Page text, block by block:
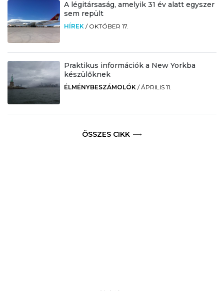
A légitársaság, amelyik 31 év alatt egyszer
sem repült
HÍREK / OKTÓBER 17.
Praktikus információk a New Yorkba
készülőknek
ÉLMÉNYBESZÁMOLÓK /ÁPRILIS 11.
ÖSSZES CIKK